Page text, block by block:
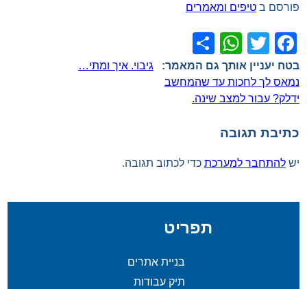
פורסם בטיפים ומאמרים
Facebook
Twitter
WhatsApp
ניווט
נמאס לך לחכות עד שהמחשב
ידלק? עבור למצב שינה.
גיבוי. איך ומתי…
כתיבת תגובה
ישלהתחבר למערכת כדי לכתוב תגובה.
תפריט
בניית אתרים
תיק עבודות